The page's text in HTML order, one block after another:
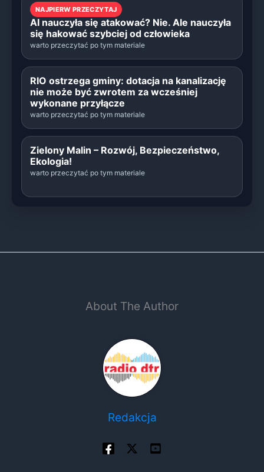
NAJPIERW PRZECZYTAJ
AI nauczyła się atakować? Nie. Ale nauczyła
się hakować szybciej od człowieka
warto przeczytać po tym materiale
RIO ostrzega gminy: dotacja na kanalizację
nie może być zwrotem za wcześniej
wykonane przyłącze
warto przeczytać po tym materiale
Zielony Malin – Rozwój, Bezpieczeństwo,
Ekologia!
warto przeczytać po tym materiale
About The Author
Redakcja